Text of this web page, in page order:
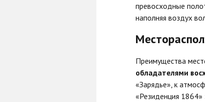
превосходные
наполняя воздух
Преимущества
обладателями
«Зарядье», к
«Резиденция 1864»